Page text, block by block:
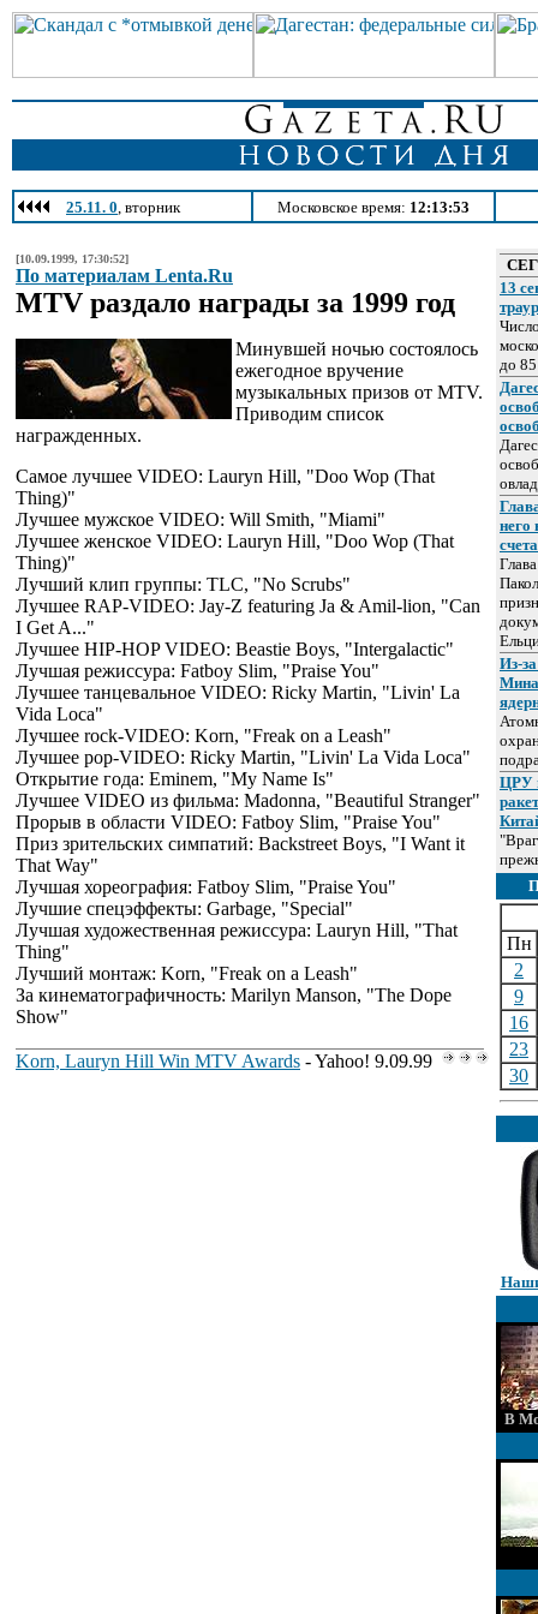
25.11. 0, вторник Московское время: 12:13:53
[10.09.1999, 17:30:52]
По материалам Lenta.Ru
MTV раздало награды за 1999 год
Минувшей ночью состоялось
ежегодное вручение
музыкальных призов от MTV.
Приводим список
награжденных.
Самое лучшее VIDEO: Lauryn Hill, "Doo Wop (That
Thing)"
Лучшее мужское VIDEO: Will Smith, "Miami"
Лучшее женское VIDEO: Lauryn Hill, "Doo Wop (That
Thing)"
Лучший клип группы: TLC, "No Scrubs"
Лучшее RAP-VIDEO: Jay-Z featuring Ja & Amil-lion, "Can
I Get A..."
Лучшее HIP-HOP VIDEO: Beastie Boys, "Intergalactic"
Лучшая режиссура: Fatboy Slim, "Praise You"
Лучшее танцевальное VIDEO: Ricky Martin, "Livin' La
Vida Loca"
Лучшее rock-VIDEO: Korn, "Freak on a Leash"
Лучшее pop-VIDEO: Ricky Martin, "Livin' La Vida Loca"
Открытие года: Eminem, "My Name Is"
Лучшее VIDEO из фильма: Madonna, "Beautiful Stranger"
Прорыв в области VIDEO: Fatboy Slim, "Praise You"
Приз зрительских симпатий: Backstreet Boys, "I Want it
That Way"
Лучшая хореография: Fatboy Slim, "Praise You"
Лучшие спецэффекты: Garbage, "Special"
Лучшая художественная режиссура: Lauryn Hill, "That
Thing"
Лучший монтаж: Korn, "Freak on a Leash"
За кинематографичность: Marilyn Manson, "The Dope
Show"
Korn, Lauryn Hill Win MTV Awards - Yahoo! 9.09.99
13
до 85
него
Из-
ЦРУ
Пн
2
9
16
23
30
В